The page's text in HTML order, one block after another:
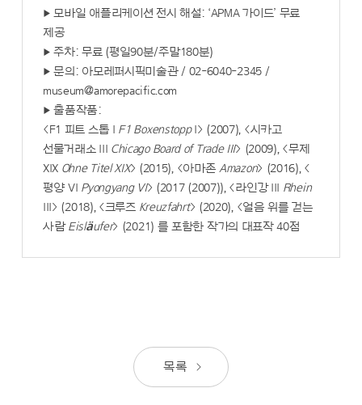
▶ 모바일 애플리케이션 전시 해설: ‘APMA 가이드’ 무료
제공
▶ 주차: 무료 (평일90분/주말180분)
▶ 문의: 아모레퍼시픽미술관 / 02-6040-2345 /
museum@amorepacific.com
▶ 출품작품:
<F1 피트 스톱 I F1 BoxenstoppI> (2007), <시카고
선물거래소 III Chicago Board of Trade III> (2009), <무제
XIX Ohne Titel XIX> (2015), <아마존Amazon> (2016), <
평양 VI Pyongyang VI> (2017 (2007)), <라인강 III Rhein
III> (2018), <크루즈 Kreuzfahrt> (2020), <얼음 위를 걷는
사람 Eisläufer> (2021) 를 포함한 작가의 대표작 40점
목록